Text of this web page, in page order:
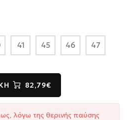
41 45 46 47
82,79€
λόγω της θερινής παύσης